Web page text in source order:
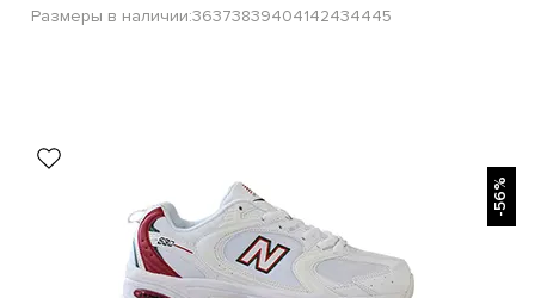
Размеры в наличии:36373839404142434445
-56%